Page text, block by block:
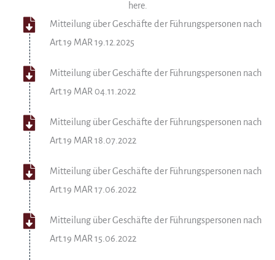
here.
Mitteilung über Geschäfte der Führungspersonen nach
Art.19 MAR 19.12.2025
Mitteilung über Geschäfte der Führungspersonen nach
Art.19 MAR 04.11.2022
Mitteilung über Geschäfte der Führungspersonen nach
Art.19 MAR 18.07.2022
Mitteilung über Geschäfte der Führungspersonen nach
Art.19 MAR 17.06.2022
Mitteilung über Geschäfte der Führungspersonen nach
Art.19 MAR 15.06.2022